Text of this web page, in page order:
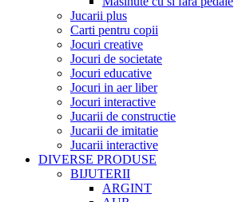
Jucarii plus
Carti pentru copii
Jocuri creative
Jocuri de societate
Jocuri educative
Jocuri in aer liber
Jocuri interactive
Jucarii de constructie
Jucarii de imitatie
Jucarii interactive
DIVERSE PRODUSE
BIJUTERII
ARGINT